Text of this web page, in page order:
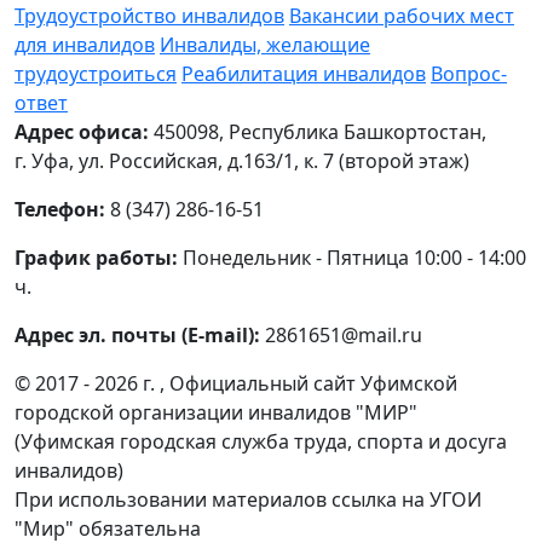
Трудоустройство инвалидов Вакансии рабочих мест
для инвалидов Инвалиды, желающие
трудоустроиться Реабилитация инвалидов Вопрос-
ответ
Адрес офиса: 450098, Республика Башкортостан,
г. Уфа, ул. Российская, д.163/1, к. 7 (второй этаж)
Телефон: 8 (347) 286-16-51
График работы: Понедельник - Пятница 10:00 - 14:00
ч.
Адрес эл. почты (E-mail): 2861651@mail.ru
© 2017 - 2026 г. , Официальный сайт Уфимской
городской организации инвалидов "МИР"
(Уфимская городская служба труда, спорта и досуга
инвалидов)
При использовании материалов ссылка на УГОИ
"Мир" обязательна